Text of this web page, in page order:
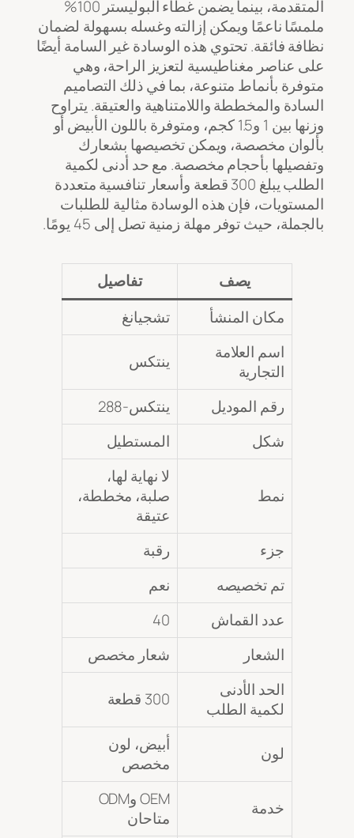
المتقدمة، بينما يضمن غطاء البوليستر 100%
ملمسًا ناعمًا ويمكن إزالته وغسله بسهولة لضمان
نظافة فائقة. تحتوي هذه الوسادة غير السامة أيضًا
على عناصر مغناطيسية لتعزيز الراحة، وهي
متوفرة بأنماط متنوعة، بما في ذلك التصاميم
السادة والمخططة واللامتناهية والعتيقة. يتراوح
وزنها بين 1 و1.5 كجم، ومتوفرة باللون الأبيض أو
بألوان مخصصة، ويمكن تخصيصها بشعارك
وتفصيلها بأحجام مخصصة. مع حد أدنى لكمية
الطلب يبلغ 300 قطعة وأسعار تنافسية متعددة
المستويات، فإن هذه الوسادة مثالية للطلبات
بالجملة، حيث توفر مهلة زمنية تصل إلى 45 يومًا.
يصف
تفاصيل
مكان المنشأ
تشجيانغ
اسم العلامة
التجارية
ينتكس
رقم الموديل
ينتكس-288
شكل
المستطيل
نمط
لا نهاية لها،
صلبة، مخططة،
عتيقة
جزء
رقبة
تم تخصيصه
نعم
عدد القماش
40
الشعار
شعار مخصص
الحد الأدنى
لكمية الطلب
300 قطعة
لون
أبيض، لون
مخصص
خدمة
OEM وODM
متاحان